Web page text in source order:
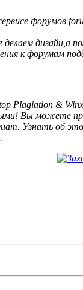
форумов
дизайн,а
к форумам
Plagiation &
Вы можете
Узнать об